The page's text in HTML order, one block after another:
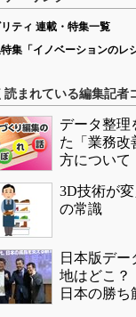
ティ 連載・特集一覧
集「イノベーションのレ
読まれている編集記者
データ整理
た「業務改
方について
3D技術が変
の常識
日本版デー
地はどこ
日本の勝ち